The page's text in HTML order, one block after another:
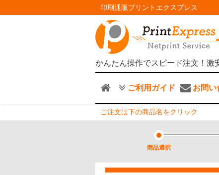
印刷通販プリントエクスプレス
かんたん操作でスピード注文！激
ご利用ガイド お問い
ご注文は下の商品名をクリック
商品選択